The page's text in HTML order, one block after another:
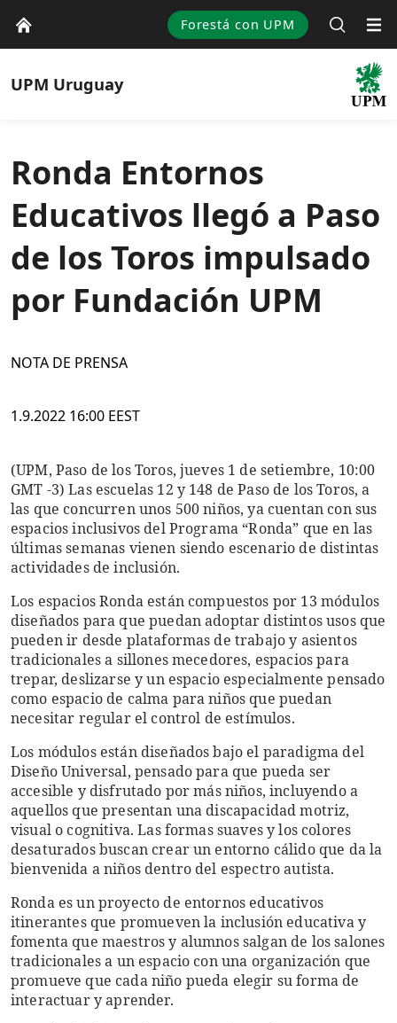
Forestá con UPM
UPM Uruguay
Ronda Entornos
Educativos llegó a Paso
de los Toros impulsado
por Fundación UPM
NOTA DE PRENSA
1.9.2022 16:00 EEST
(UPM, Paso de los Toros, jueves 1 de setiembre, 10:00
GMT -3) Las escuelas 12 y 148 de Paso de los Toros, a
las que concurren unos 500 niños, ya cuentan con sus
espacios inclusivos del Programa “Ronda” que en las
últimas semanas vienen siendo escenario de distintas
actividades de inclusión.
Los espacios Ronda están compuestos por 13 módulos
diseñados para que puedan adoptar distintos usos que
pueden ir desde plataformas de trabajo y asientos
tradicionales a sillones mecedores, espacios para
trepar, deslizarse y un espacio especialmente pensado
como espacio de calma para niños que puedan
necesitar regular el control de estímulos.
Los módulos están diseñados bajo el paradigma del
Diseño Universal, pensado para que pueda ser
accesible y disfrutado por más niños, incluyendo a
aquellos que presentan una discapacidad motriz,
visual o cognitiva. Las formas suaves y los colores
desaturados buscan crear un entorno cálido que da la
bienvenida a niños dentro del espectro autista.
Ronda es un proyecto de entornos educativos
itinerantes que promueven la inclusión educativa y
fomenta que maestros y alumnos salgan de los salones
tradicionales a un espacio con una organización que
promueve que cada niño pueda elegir su forma de
interactuar y aprender.